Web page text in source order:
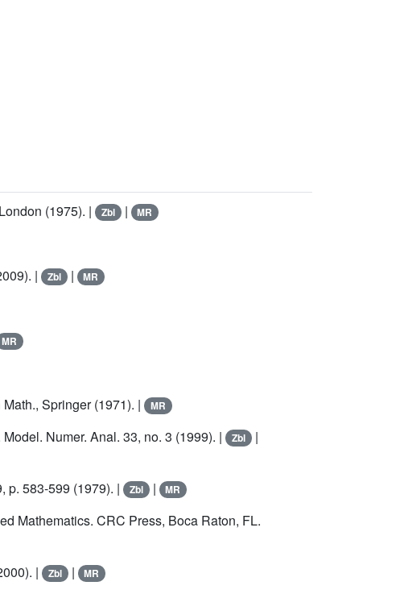
(1975). | Zbl | MR
| Zbl | MR
MR
Springer (1971). | MR
Numer. Anal. 33, no. 3 (1999). | Zbl |
p. 583-599 (1979). | Zbl | MR
Mathematics. CRC Press, Boca Raton, FL.
| Zbl | MR